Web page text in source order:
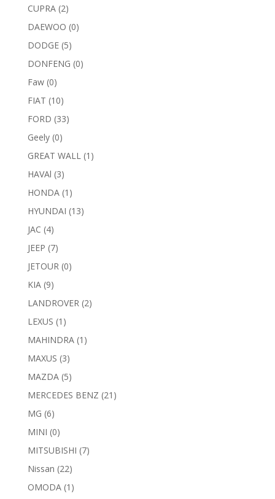
CUPRA (2)
DAEWOO (0)
DODGE (5)
DONFENG (0)
Faw (0)
FIAT (10)
FORD (33)
Geely (0)
GREAT WALL (1)
HAVAl (3)
HONDA (1)
HYUNDAI (13)
JAC (4)
JEEP (7)
JETOUR (0)
KIA (9)
LANDROVER (2)
LEXUS (1)
MAHINDRA (1)
MAXUS (3)
MAZDA (5)
MERCEDES BENZ (21)
MG (6)
MINI (0)
MITSUBISHI (7)
Nissan (22)
OMODA (1)